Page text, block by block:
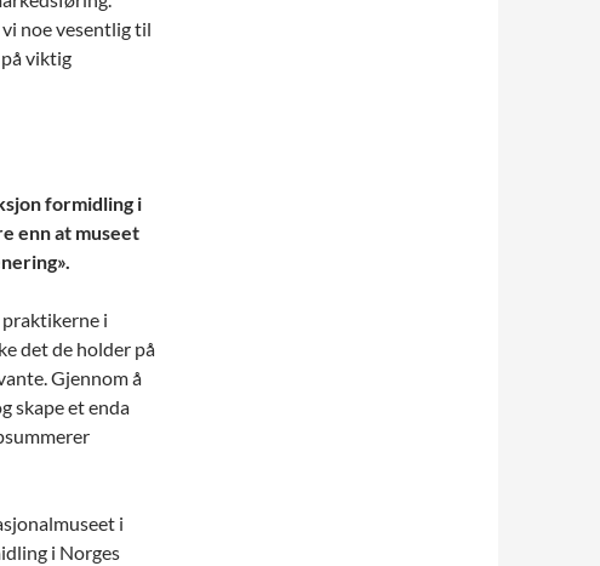
noe vesentlig til
viktig
formidling i
enn at museet
praktikerne i
det de holder på
Gjennom å
skape et enda
i
i Norges